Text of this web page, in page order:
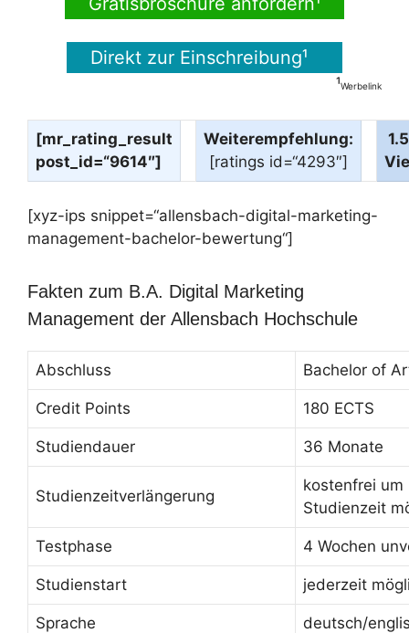
Direkt zur Einschreibung¹
¹Werbelink
[mr_rating_result
post_id=“9614″]
Weiterempfehlung:
[ratings id=“4293″]
[xyz-ips snippet=“allensbach-digital-marketing-
management-bachelor-bewertung“]
Fakten zum B.A. Digital Marketing
Management der Allensbach Hochschule
Abschluss Bachelor of
Credit Points 180 ECTS
Studiendauer 36 Monate
Studienzeitverlängerung
kostenfrei um
Studienzeit
Testphase 4 Wochen
Studienstart jederzeit
Sprache deutsch/